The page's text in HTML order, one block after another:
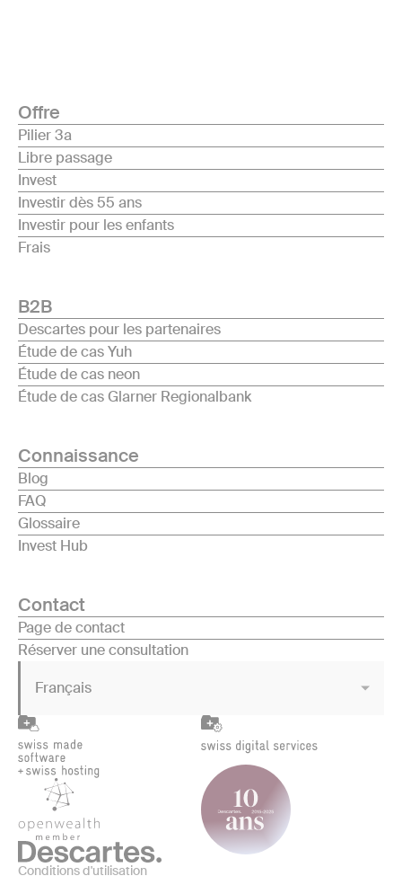
Offre
Pilier 3a
Libre passage
Invest
Investir dès 55 ans
Investir pour les enfants
Frais
B2B
Descartes pour les partenaires
Étude de cas Yuh
Étude de cas neon
Étude de cas Glarner Regionalbank
Connaissance
Blog
FAQ
Glossaire
Invest Hub
Contact
Page de contact
Réserver une consultation
Français
Conditions d'utilisation